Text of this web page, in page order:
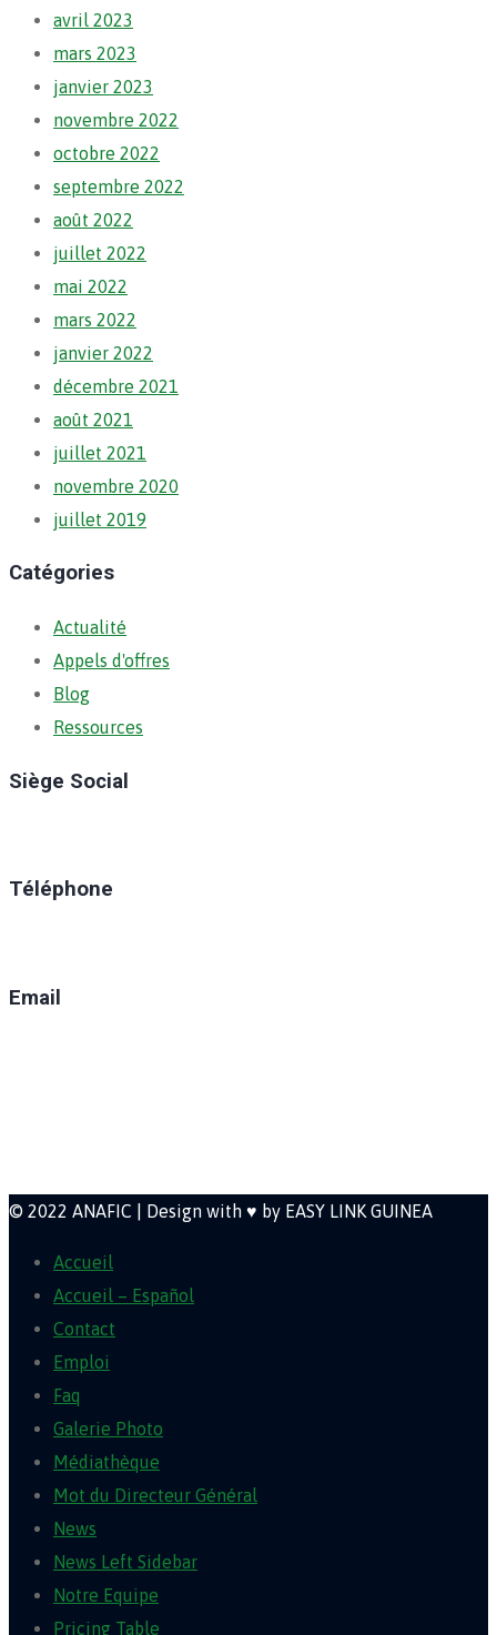
avril 2023
mars 2023
janvier 2023
novembre 2022
octobre 2022
septembre 2022
août 2022
juillet 2022
mai 2022
mars 2022
janvier 2022
décembre 2021
août 2021
juillet 2021
novembre 2020
juillet 2019
Catégories
Actualité
Appels d'offres
Blog
Ressources
Siège Social
Téléphone
Email
© 2022 ANAFIC | Design with ♥ by EASY LINK GUINEA
Accueil
Accueil – Español
Contact
Emploi
Faq
Galerie Photo
Médiathèque
Mot du Directeur Général
News
News Left Sidebar
Notre Equipe
Pricing Table